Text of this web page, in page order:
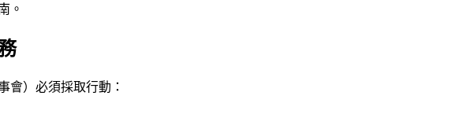
。
會）必須採取行動：